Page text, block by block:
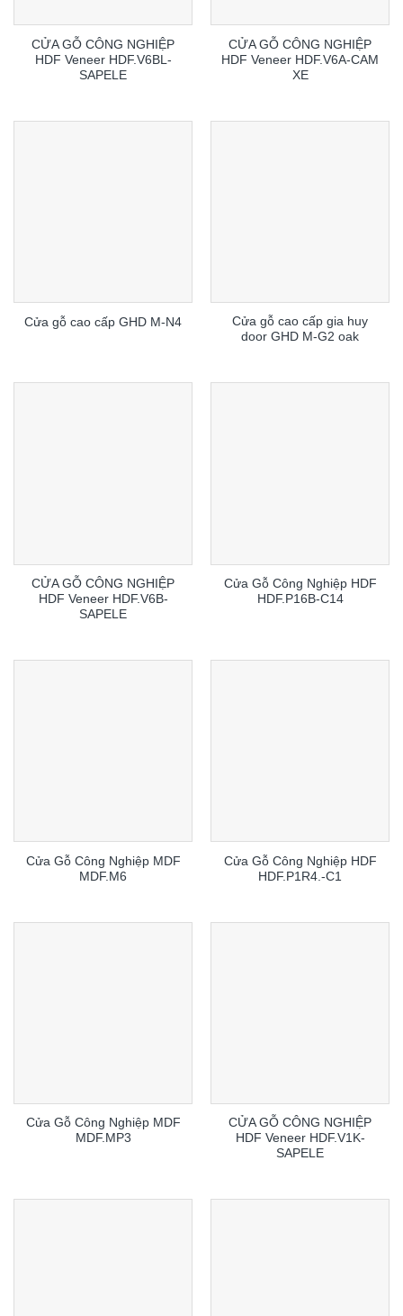
CỬA GỖ CÔNG NGHIỆP
HDF Veneer HDF.V6BL-
SAPELE
CỬA GỖ CÔNG NGHIỆP
HDF Veneer HDF.V6A-CAM
XE
Cửa gỗ cao cấp GHD M-N4
Cửa gỗ cao cấp gia huy
door GHD M-G2 oak
CỬA GỖ CÔNG NGHIỆP
HDF Veneer HDF.V6B-
SAPELE
Cửa Gỗ Công Nghiệp HDF
HDF.P16B-C14
Cửa Gỗ Công Nghiệp MDF
MDF.M6
Cửa Gỗ Công Nghiệp HDF
HDF.P1R4.-C1
Cửa Gỗ Công Nghiệp MDF
MDF.MP3
CỬA GỖ CÔNG NGHIỆP
HDF Veneer HDF.V1K-
SAPELE